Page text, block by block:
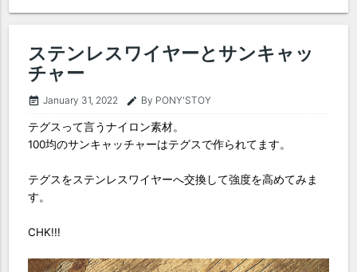
ステンレスワイヤーとサンキャッ
チャー
event_note January 31, 2022 edit By PONY'STOY
テグスって言うナイロン素材。
100均のサンキャッチャーはテグスで作られてます。
テグスをステンレスワイヤーへ交換して強度を高めてみま
す。
CHK!!!